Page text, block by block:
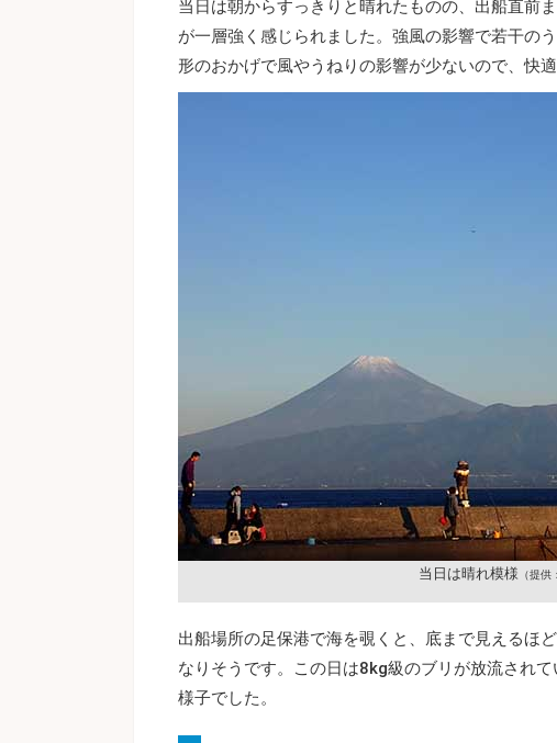
当日は朝からすっきりと晴れたものの、出船直前
が一層強く感じられました。強風の影響で若干の
形のおかげで風やうねりの影響が少ないので、快
当日は晴れ模様 （提供
出船場所の足保港で海を覗くと、底まで見えるほ
なりそうです。この日は8kg級のブリが放流され
様子でした。